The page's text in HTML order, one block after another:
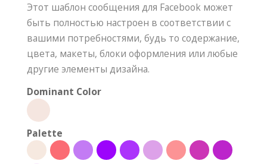
Этот шаблон сообщения для Facebook может
быть полностью настроен в соответствии с
вашими потребностями, будь то содержание,
цвета, макеты, блоки оформления или любые
другие элементы дизайна.
Dominant Color
Palette